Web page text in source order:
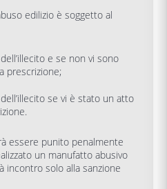
edilizio è soggetto al
e se non vi sono
prescrizione;
se vi è stato un atto
essere punito penalmente
un manufatto abusivo
incontro solo alla sanzione